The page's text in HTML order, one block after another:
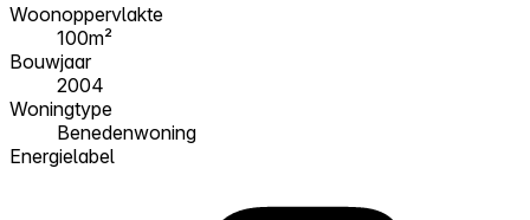
Woonoppervlakte
100m²
Bouwjaar
2004
Woningtype
Benedenwoning
Energielabel